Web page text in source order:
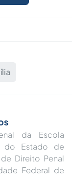
da Escola
do Estado de
Direito Penal
Federal de